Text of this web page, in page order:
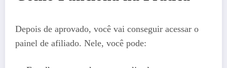
Depois de aprovado, você vai conseguir acessar o
painel de afiliado. Nele, você pode: